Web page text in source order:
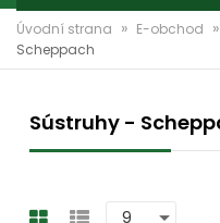
Úvodní strana » E-obchod »
Scheppach
Sústruhy -